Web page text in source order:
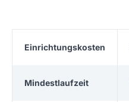
Einrichtungskosten
Mindestlaufzeit